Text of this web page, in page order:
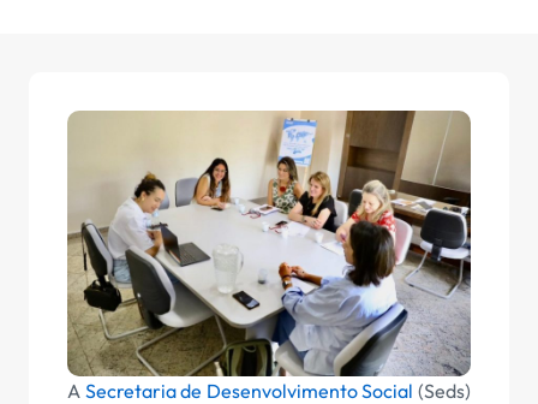
A Secretaria de Desenvolvimento Social (Seds)